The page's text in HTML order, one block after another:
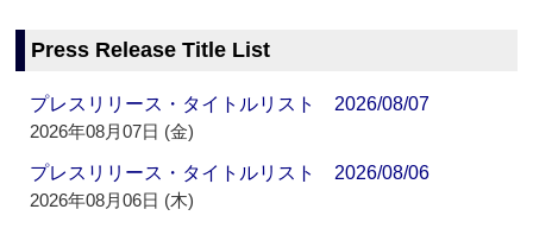
Press Release Title List
プレスリリース・タイトルリスト 2026/08/07
2026年08月07日 (金)
プレスリリース・タイトルリスト 2026/08/06
2026年08月06日 (木)